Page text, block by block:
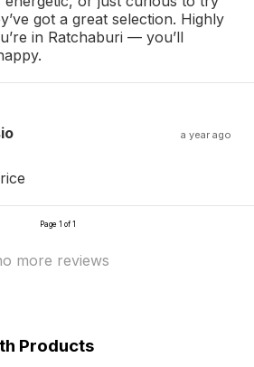
got a great selection. Highly
in Ratchaburi — you’ll
a year ago
Page 1 of 1
more reviews
Products